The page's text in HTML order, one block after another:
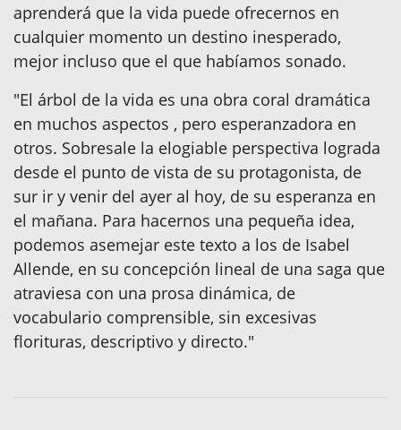
aprenderá que la vida puede ofrecernos en
cualquier momento un destino inesperado,
mejor incluso que el que habíamos sonado.
"El árbol de la vida es una obra coral dramática
en muchos aspectos , pero esperanzadora en
otros. Sobresale la elogiable perspectiva lograda
desde el punto de vista de su protagonista, de
sur ir y venir del ayer al hoy, de su esperanza en
el mañana. Para hacernos una pequeña idea,
podemos asemejar este texto a los de Isabel
Allende, en su concepción lineal de una saga que
atraviesa con una prosa dinámica, de
vocabulario comprensible, sin excesivas
florituras, descriptivo y directo."